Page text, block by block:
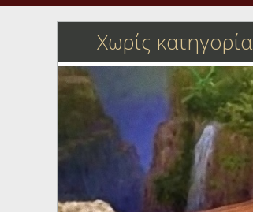
Αγιολόγιο – Εορτολόγιο
Η πίστη στην εποχή μας
Ορθόδοξη οικογένεια
Ορθόδοξο προσκυνητάριο
Σκέψεις-προβληματισμοί
Χωρίς κατηγορία